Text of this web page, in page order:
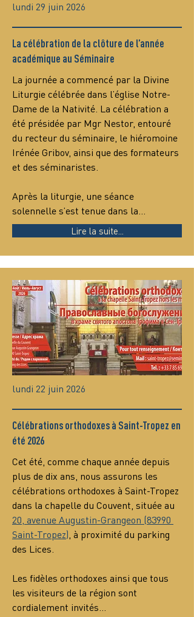
lundi 29 juin 2026
La célébration de la clôture de l’année
académique au Séminaire
La journée a commencé par la Divine
Liturgie célébrée dans l’église Notre-
Dame de la Nativité. La célébration a
été présidée par Mgr Nestor, entouré
du recteur du séminaire, le hiéromoine
Irénée Gribov, ainsi que des formateurs
et des séminaristes.
Après la liturgie, une séance
solennelle s’est tenue dans la…
Lire la suite...
lundi 22 juin 2026
Célébrations orthodoxes à Saint-Tropez en
été 2026
Cet été, comme chaque année depuis
plus de dix ans, nous assurons les
célébrations orthodoxes à Saint-Tropez
dans la chapelle du Couvent, située au
20, avenue Augustin-Grangeon (83990
Saint-Tropez), à proximité du parking
des Lices.
Les fidèles orthodoxes ainsi que tous
les visiteurs de la région sont
cordialement invités…